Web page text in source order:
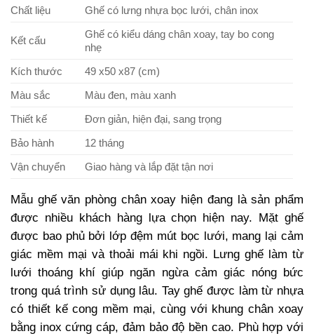
Chất liệu
Ghế có lưng nhựa bọc lưới, chân inox
Kết cấu
Ghế có kiểu dáng chân xoay, tay bo cong
nhẹ
Kích thước
49 x50 x87 (cm)
Màu sắc
Màu đen, màu xanh
Thiết kế
Đơn giản, hiện đại, sang trọng
Bảo hành
12 tháng
Vận chuyển
Giao hàng và lắp đặt tận nơi
Mẫu ghế văn phòng chân xoay hiện đang là sản phẩm
được nhiều khách hàng lựa chọn hiện nay. Mặt ghế
được bao phủ bởi lớp đệm mút bọc lưới, mang lại cảm
giác mềm mại và thoải mái khi ngồi. Lưng ghế làm từ
lưới thoáng khí giúp ngăn ngừa cảm giác nóng bức
trong quá trình sử dụng lâu. Tay ghế được làm từ nhựa
có thiết kế cong mềm mại, cùng với khung chân xoay
bằng inox cứng cáp, đảm bảo độ bền cao. Phù hợp với